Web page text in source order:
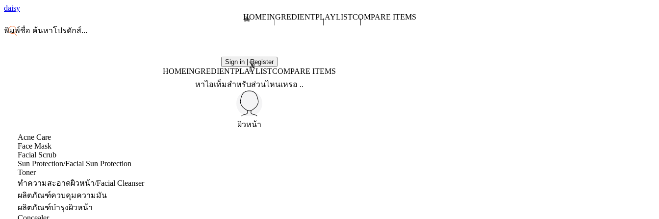
daisy
HOMEINGREDIENTPLAYLISTCOMPARE ITEMS
Sign in | Register
X
HOMEINGREDIENTPLAYLISTCOMPARE ITEMS
หาไอเท็มสำหรับส่วนไหนเหรอ ..
ผิวหน้า
Acne Care
Face Mask
Facial Scrub
Sun Protection/Facial Sun Protection
Toner
ทำความสะอาดผิวหน้า/Facial Cleanser
ผลิตภัณฑ์ควบคุมความมัน
ผลิตภัณฑ์บำรุงผิวหน้า